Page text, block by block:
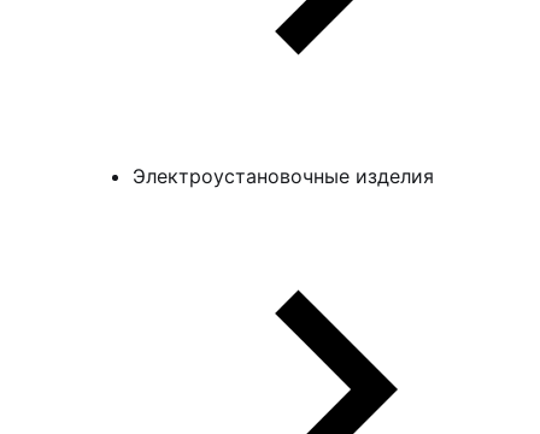
Электроустановочные изделия